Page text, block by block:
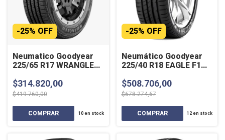
Neumatico Goodyear
225/65 R17 WRANGLER
-25% OFF
$314.820,00
$419.760,00
10en stock
Neumático Goodyear
225/40 R18 EAGLE F1
88Y SL
-25% OFF
$508.706,00
$678.274,67
12 en stock